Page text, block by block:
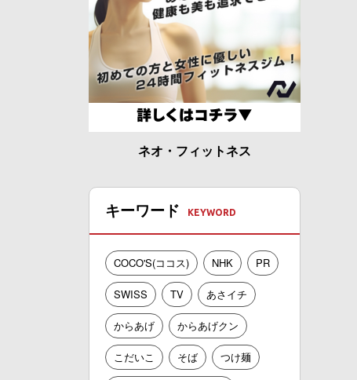
ネオ・フィットネス
キーワード
COCO'S(ココス) NHK PR
SWISS TV あさイチ
からあげ からあげクン
こだいこ そば つけ麺